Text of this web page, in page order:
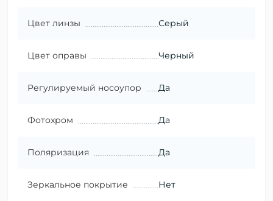
Цвет линзы Серый
Цвет оправы Черный
Регулируемый носоупор Да
Фотохром Да
Поляризация Да
Зеркальное покрытие Нет